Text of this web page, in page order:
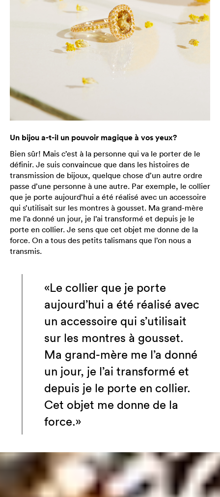
Un bijou a-t-il un pouvoir magique à vos yeux?
Bien sûr! Mais c’est à la personne qui va le porter de le
définir. Je suis convaincue que dans les histoires de
transmission de bijoux, quelque chose d’un autre ordre
passe d’une personne à une autre. Par exemple, le collier
que je porte aujourd’hui a été réalisé avec un accessoire
qui s’utilisait sur les montres à gousset. Ma grand-mère
me l’a donné un jour, je l’ai transformé et depuis je le
porte en collier. Je sens que cet objet me donne de la
force. On a tous des petits talismans que l’on nous a
transmis.
«Le collier que je porte
aujourd’hui a été réalisé avec
un accessoire qui s’utilisait
sur les montres à gousset.
Ma grand-mère me l’a donné
un jour, je l’ai transformé et
depuis je le porte en collier.
Cet objet me donne de la
force.»